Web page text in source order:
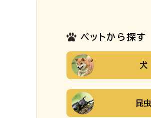
ペットから探す
犬
昆虫